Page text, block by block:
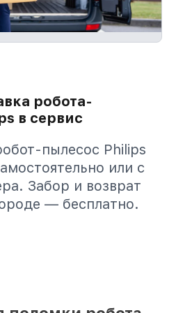
робота-
в сервис
пылесос Philips
или с
Забор и возврат
— бесплатно.